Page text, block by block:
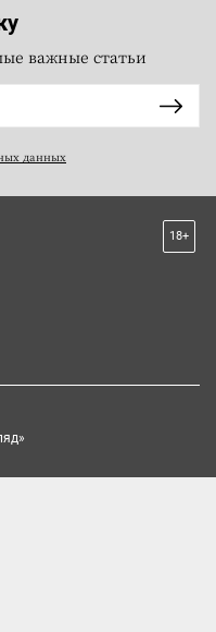
важные статьи
данных
18+